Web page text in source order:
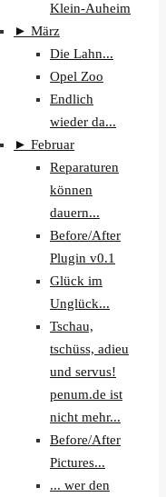
Klein-Auheim
► März
Die Lahn...
Opel Zoo
Endlich
wieder da...
► Februar
Reparaturen
können
dauern...
Before/After
Plugin v0.1
Glück im
Unglück...
Tschau,
tschüss, adieu
und servus!
penum.de ist
nicht mehr...
Before/After
Pictures...
... wer den